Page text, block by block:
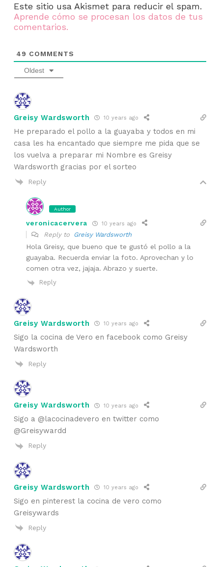
Este sitio usa Akismet para reducir el spam.
Aprende cómo se procesan los datos de tus
comentarios.
49 COMMENTS
Oldest
Greisy Wardsworth 10 years ago
He preparado el pollo a la guayaba y todos en mi
casa les ha encantado que siempre me pida que se
los vuelva a preparar mi Nombre es Greisy
Wardsworth gracias por el sorteo
Reply
Author
veronicacervera 10 years ago
Reply to Greisy Wardsworth
Hola Greisy, que bueno que te gustó el pollo a la
guayaba. Recuerda enviar la foto. Aprovechan y lo
comen otra vez, jajaja. Abrazo y suerte.
Reply
Greisy Wardsworth 10 years ago
Sigo la cocina de Vero en facebook como Greisy
Wardsworth
Reply
Greisy Wardsworth 10 years ago
Sigo a @lacocinadevero en twitter como
@Greisywardd
Reply
Greisy Wardsworth 10 years ago
Sigo en pinterest la cocina de vero como
Greisywards
Reply